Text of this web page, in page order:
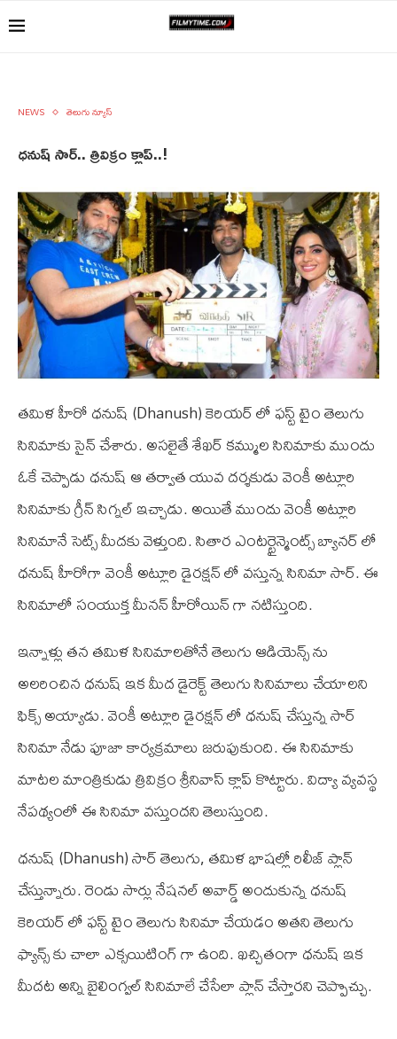
NEWS తెలుగు న్యూస్
ధనుష్ సార్.. త్రివిక్రం క్లాప్..!
తమిళ హీరో ధనుష్ (Dhanush) కెరియర్ లో ఫస్ట్ టైం తెలుగు
సినిమాకు సైన్ చేశారు. అసలైతే శేఖర్ కమ్ముల సినిమాకు ముందు
ఓకే చెప్పాడు ధనుష్ ఆ తర్వాత యువ దర్శకుడు వెంకీ అట్లూరి
సినిమాకు గ్రీన్ సిగ్నల్ ఇచ్చాడు. అయితే ముందు వెంకీ అట్లూరి
సినిమానే సెట్స్ మీదకు వెళ్తుంది. సితార ఎంటర్టైన్మెంట్స్ బ్యానర్ లో
ధనుష్ హీరోగా వెంకీ అట్లూరి డైరక్షన్ లో వస్తున్న సినిమా సార్. ఈ
సినిమాలో సంయుక్త మీనన్ హీరోయిన్ గా నటిస్తుంది.
ఇన్నాళ్లు తన తమిళ సినిమాలతోనే తెలుగు ఆడియెన్స్ ను
అలరించిన ధనుష్ ఇక మీద డైరెక్ట్ తెలుగు సినిమాలు చేయాలని
ఫిక్స్ అయ్యాడు. వెంకీ అట్లూరి డైరక్షన్ లో ధనుష్ చేస్తున్న సార్
సినిమా నేడు పూజా కార్యక్రమాలు జరుపుకుంది. ఈ సినిమాకు
మాటల మాంత్రికుడు త్రివిక్రం శ్రీనివాస్ క్లాప్ కొట్టారు. విద్యా వ్యవస్థ
నేపథ్యంలో ఈ సినిమా వస్తుందని తెలుస్తుంది.
ధనుష్ (Dhanush) సార్ తెలుగు, తమిళ భాషల్లో రిలీజ్ ప్లాన్
చేస్తున్నారు. రెండు సార్లు నేషనల్ అవార్డ్ అందుకున్న ధనుష్
కెరియర్ లో ఫస్ట్ టైం తెలుగు సినిమా చేయడం అతని తెలుగు
ఫ్యాన్స్ కు చాలా ఎక్సయిటింగ్ గా ఉంది. ఖచ్చితంగా ధనుష్ ఇక
మీదట అన్ని బైలింగ్వల్ సినిమాలే చేసేలా ప్లాన్ చేస్తారని చెప్పొచ్చు.